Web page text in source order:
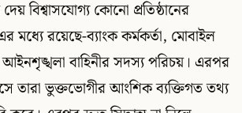
বিশ্বাসযোগ্য কোনো প্রতিষ্ঠানের
মধ্যে রয়েছে-ব্যাংক কর্মকর্তা, মোবাইল
আইনশৃঙ্খলা বাহিনীর সদস্য পরিচয়। এরপর
তারা ভুক্তভোগীর আংশিক ব্যক্তিগত তথ্য